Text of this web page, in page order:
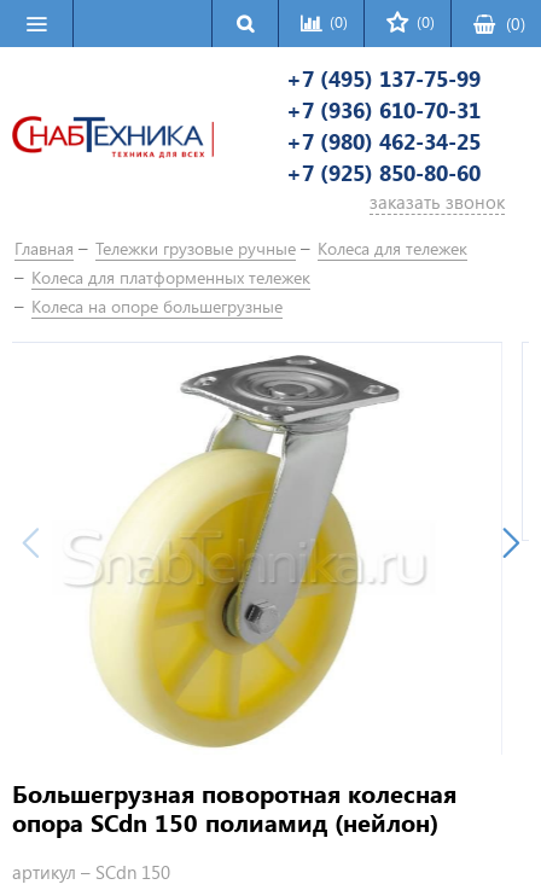
(0) (0) (0)
+7 (495) 137-75-99
+7 (936) 610-70-31
+7 (980) 462-34-25
+7 (925) 850-80-60
заказать звонок
Главная Тележки грузовые ручные
Колеса для тележек
Колеса для платформенных тележек
Колеса на опоре большегрузные
Большегрузная поворотная колесная
опора SCdn 150 полиамид (нейлон)
артикул – SCdn 150